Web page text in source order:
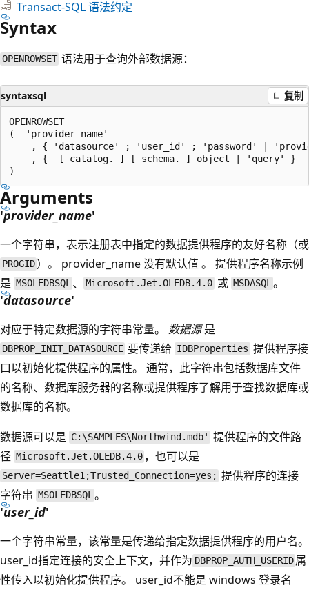
Transact-SQL 语法约定
Syntax
OPENROWSET 语法用于查询外部数据源：
syntaxsql 复制
OPENROWSET
(  'provider_name'
, { 'datasource' ; 'user_id' ; 'password' |
    , {  [ catalog. ] [ schema. ] object | 'query' }
Arguments
'provider_name'
一个字符串，表示注册表中指定的数据提供程序的友好名称（或
PROGID ）。 provider_name 没有默认值 。 提供程序名称示例
是 MSOLEDBSQL 、 Microsoft.Jet.OLEDB.4.0 或 MSDASQL。
'datasource'
对应于特定数据源的字符串常量。 数据源是
DBPROP_INIT_DATASOURCE 要传递给 IDBProperties 提供程序接
口以初始化提供程序的属性。 通常，此字符串包括数据库文件
的名称、数据库服务器的名称或提供程序了解用于查找数据库或
数据库的名称。
数据源可以是 C:\SAMPLES\Northwind.mdb' 提供程序的文件路
径 Microsoft.Jet.OLEDB.4.0 ，也可以是
Server=Seattle1;Trusted_Connection=yes; 提供程序的连接
字符串 MSOLEDBSQL。
'user_id'
一个字符串常量，该常量是传递给指定数据提供程序的用户名。
user_id指定连接的安全上下文，并作为 DBPROP_AUTH_USERID 属
性传入以初始化提供程序。 user_id不能是 windows 登录名